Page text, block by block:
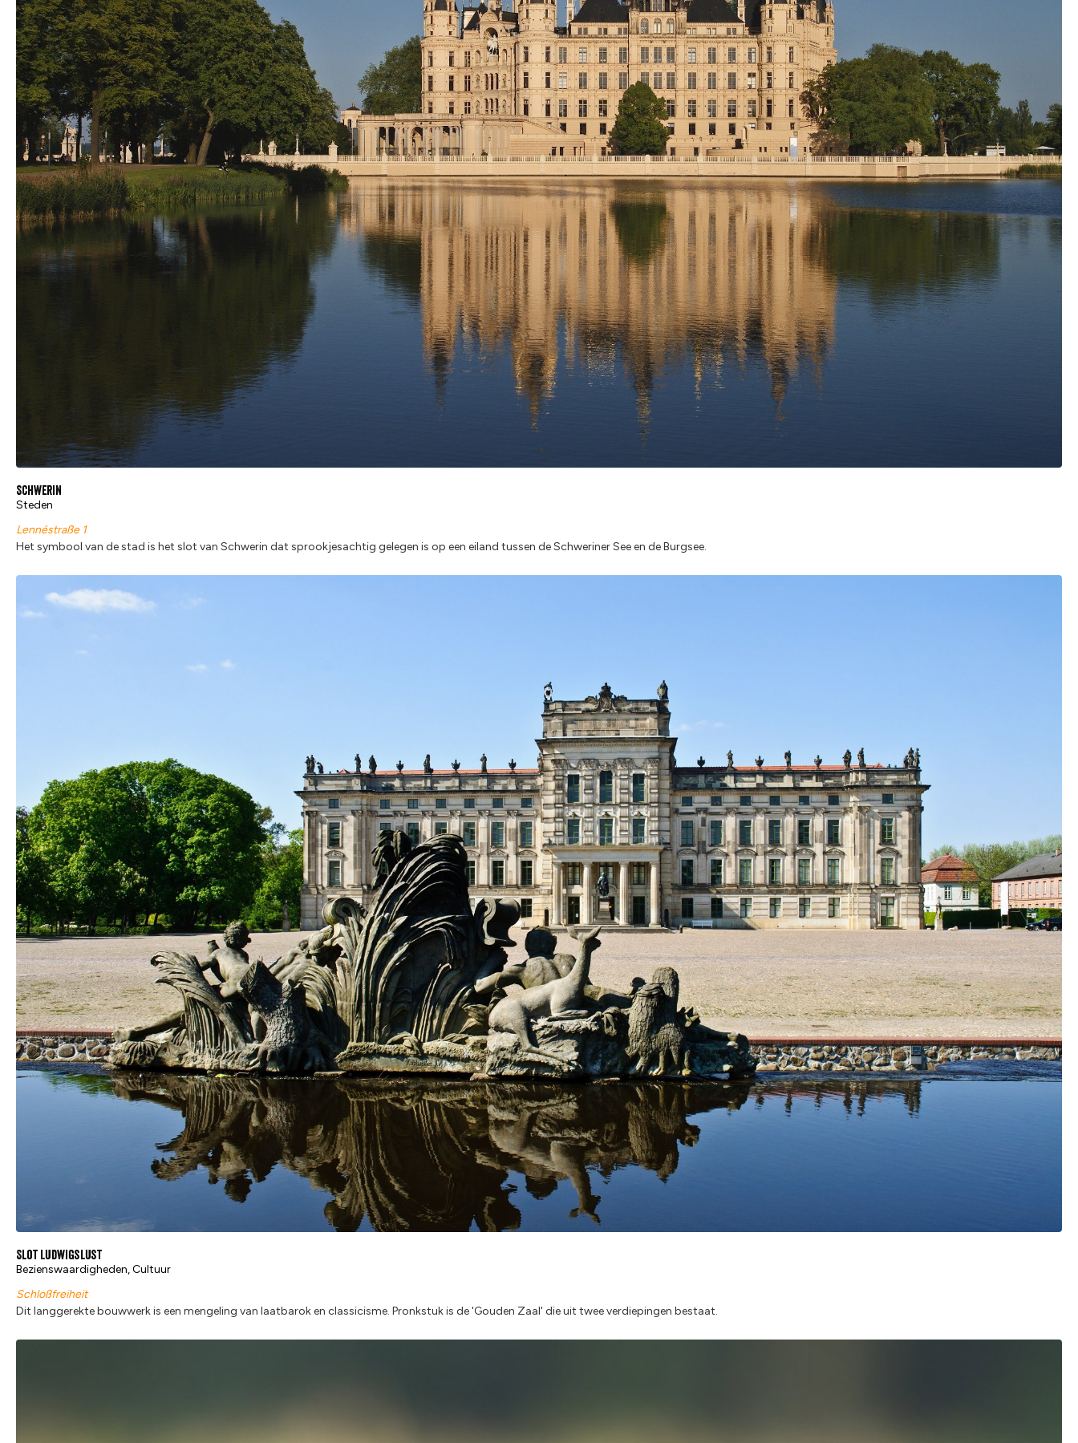
Schwerin
Steden
Lennéstraße 1
Het symbool van de stad is het slot van Schwerin dat sprookjesachtig gelegen is op een eiland tussen de Schweriner See en de Burgsee.
Slot Ludwigslust
Bezienswaardigheden, Cultuur
Schloßfreiheit
Dit langgerekte bouwwerk is een mengeling van laatbarok en classicisme. Pronkstuk is de 'Gouden Zaal' die uit twee verdiepingen bestaat.